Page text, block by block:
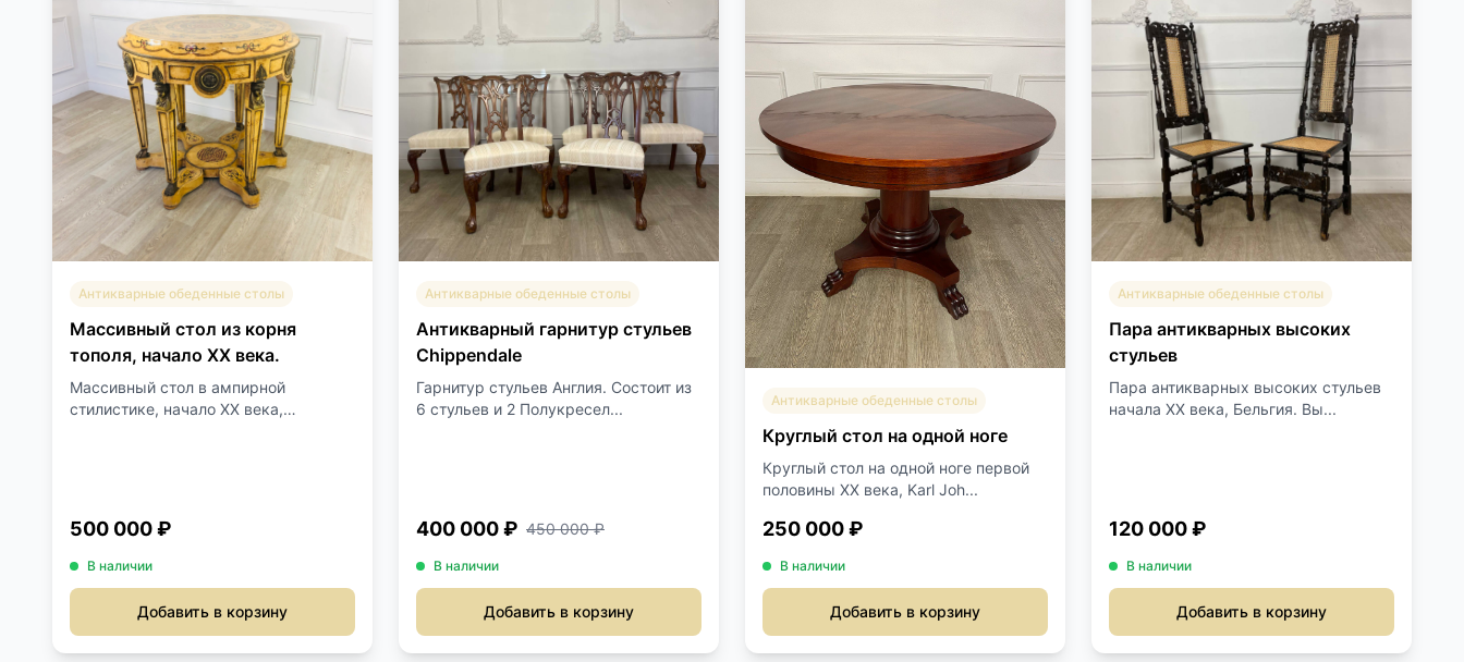
Антикварные обеденные столы
Массивный стол из корня
тополя, начало ХХ века.
Массивный стол в ампирной
стилистике, начало ХХ века,
500 000 ₽
В наличии
Добавить в корзину
Антикварные обеденные столы
Антикварный гарнитур стульев
Chippendale
Гарнитур стульев Англия. Состоит из
6 стульев и 2 Полукресел...
400 000 ₽ 450 000 ₽
В наличии
Добавить в корзину
Антикварные обеденные столы
Круглый стол на одной ноге
Круглый стол на одной ноге первой
половины XX века, Karl Joh...
250 000 ₽
В наличии
Добавить в корзину
Антикварные обеденные столы
Пара антикварных высоких
стульев
Пара антикварных высоких стульев
начала XX века, Бельгия. Вы...
120 000 ₽
В наличии
Добавить в корзину